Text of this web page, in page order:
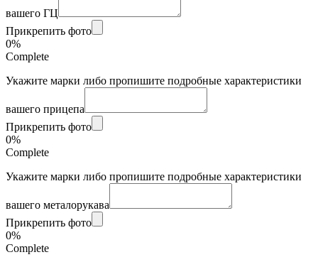
вашего ГЦ
Прикрепить фото
0%
Complete
Укажите марки либо пропишите подробные характеристики
вашего прицепа
Прикрепить фото
0%
Complete
Укажите марки либо пропишите подробные характеристики
вашего металорукава
Прикрепить фото
0%
Complete